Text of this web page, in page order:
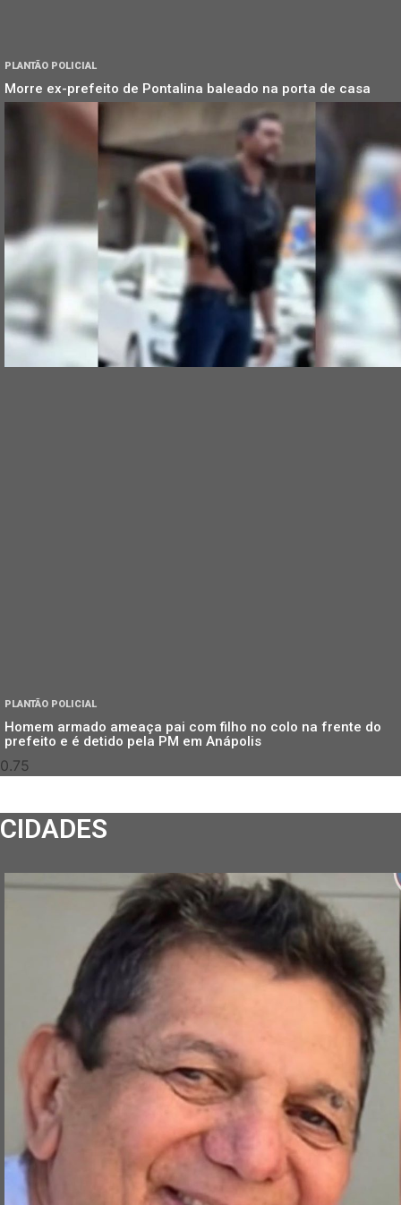
PLANTÃO POLICIAL
Morre ex-prefeito de Pontalina baleado na porta de casa
PLANTÃO POLICIAL
Homem armado ameaça pai com filho no colo na frente do
prefeito e é detido pela PM em Anápolis
CIDADES